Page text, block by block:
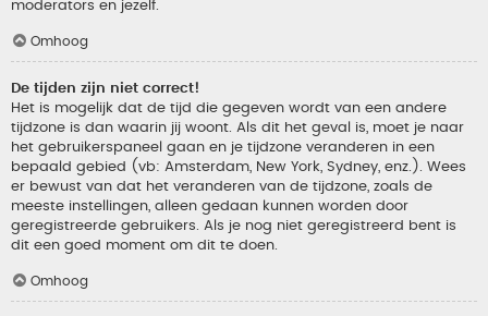
moderators en jezelf.
Omhoog
De tijden zijn niet correct!
Het is mogelijk dat de tijd die gegeven wordt van een andere
tijdzone is dan waarin jij woont. Als dit het geval is, moet je naar
het gebruikerspaneel gaan en je tijdzone veranderen in een
bepaald gebied (vb: Amsterdam, New York, Sydney, enz.). Wees
er bewust van dat het veranderen van de tijdzone, zoals de
meeste instellingen, alleen gedaan kunnen worden door
geregistreerde gebruikers. Als je nog niet geregistreerd bent is
dit een goed moment om dit te doen.
Omhoog